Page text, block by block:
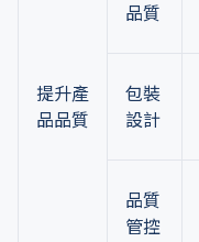
提升產
品品質
品質
包裝
設計
品質
管控